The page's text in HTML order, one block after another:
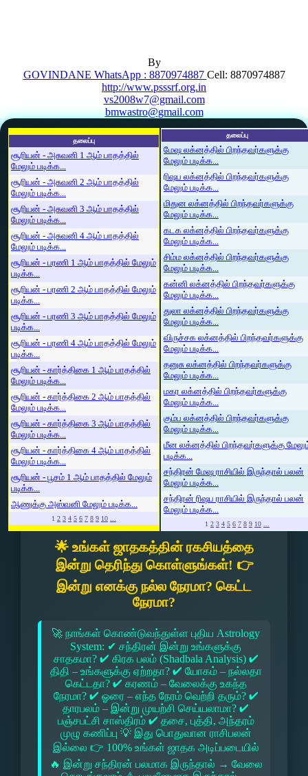
By
GOVINDANE WhatsApp : 8870974887 Cell: 8870974887
http://www.psssrf.org.in
vs2008w7@gmail.com
bmwastro@gmail.com
தலைப்பு
சூரியன் - அசுவனி 1 ஆம் பாதத்தில்
மேலும் படிக்க...
சூரியன் - அசுவனி 2 ஆம் பாதத்தில்
மேலும் படிக்க...
சூரியன் - அசுவனி 3 ஆம் பாதத்தில்
மேலும் படிக்க...
சூரியன் - அசுவனி 4 ஆம் பாதத்தில்
மேலும் படிக்க...
சூரியன் - பரணி 1 ஆம் பாதத்தில் மேலும்
படிக்க...
சூரியன் - பரணி 2 ஆம் பாதத்தில் மேலும்
படிக்க...
சூரியன் - பரணி 3 ஆம் பாதத்தில் மேலும்
படிக்க...
சூரியன் - பரணி 4 ஆம் பாதத்தில் மேலும்
படிக்க...
சூரியன் - கார்த்திகை 1 ஆம் பாதத்தில்
மேலும் படிக்க...
சூரியன் - கார்த்திகை 2 ஆம் பாதத்தில்
மேலும் படிக்க...
சூரியன் - கார்த்திகை 3 ஆம் பாதத்தில்
மேலும் படிக்க...
சூரியன் - கார்த்திகை 4 ஆம் பாதத்தில்
மேலும் படிக்க...
சூரியன் - பூசம் 1 ஆம் பாதத்தில் மேலும்
படிக்க...
ஆணுக்கு அஸ்வனி மேலும் படிக்க...
1 2 3 4 5 6 7 8 9 10 ...
தலைப்பு
மேஷ லக்னத்தில் பிறந்தவர்களுக்கு
மேலும் படிக்க...
ரிஷப லக்னத்தில் பிறந்தவர்களுக்கு
மேலும் படிக்க...
மிதுன லக்னத்தில் பிறந்தவர்களுக்கு
மேலும் படிக்க...
கடக லக்னத்தில் பிறந்தவர்களுக்கு
மேலும் படிக்க...
சிம்ம லக்னத்தில் பிறந்தவர்களுக்கு
மேலும் படிக்க...
கன்னி லக்னத்தில் பிறந்தவர்களுக்கு
மேலும் படிக்க...
துலா லக்னத்தில் பிறந்தவர்களுக்கு
மேலும் படிக்க...
விருச்சக லக்னத்தில் பிறந்தவர்களுக்கு
மேலும் படிக்க...
தனுசு லக்னத்தில் பிறந்தவர்களுக்கு
மேலும் படிக்க...
மகர லக்னத்தில் பிறந்தவர்களுக்கு
மேலும் படிக்க...
கும்ப லக்னத்தில் பிறந்தவர்களுக்கு
மேலும் படிக்க...
மீன லக்னத்தில் பிறந்தவர்களுக்கு
படிக்க...
சந்திரன் மேஷ ராசியில் இருந்தால் பலன்
மேலும் படிக்க...
சந்திரன் ரிஷப ராசியில் இருந்தால் பலன்
மேலும் படிக்க...
1 2 3 4 5 6 7 8 9 10 ...
🌟 உங்கள் ஜாதகத்தின் ரகசியத்தை
இன்று தெரிந்து கொள்ளுங்கள்! 👉
இன்று எனக்கு நல்ல நேரமா? கெட்ட
நேரமா?
🚀 நாங்கள் கொண்டுவந்துள்ள புதிய Astrology
System: ✔ சந்திரன் இன்று உங்களுக்கு
சாதகமா? ✔ கிரக பலம் (Shadbala Analysis) ✔
திதி – உங்களுக்கு ஏற்றதா? ✔ யோகம் – நல்லதா
கெட்டதா? ✔ கரணம் – வேலைக்கு உகந்த
நேரமா? ✔ ஓரை – எந்த நேரம் வெற்றி தரும்? ✔
தாரபலம் – இன்று முயற்சி செய்யலாமா? ✔
பஞ்சபட்சி சாஸ்திரம் ✔ தசை, புத்தி, அந்தரம்
முழு கணிப்பு 💡 இது பொதுவான ராசிபலன்
இல்லை 👉 100% உங்கள் ஜாதக அடிப்படையில்
🔥 இன்று சந்திரன் பலமாக இருந்தால் → வேலை